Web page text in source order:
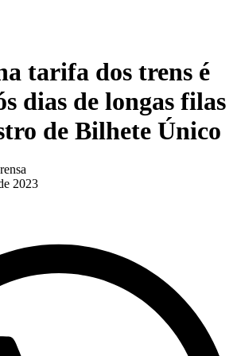
tarifa dos trens é
dias de longas filas
de Bilhete Único
2023